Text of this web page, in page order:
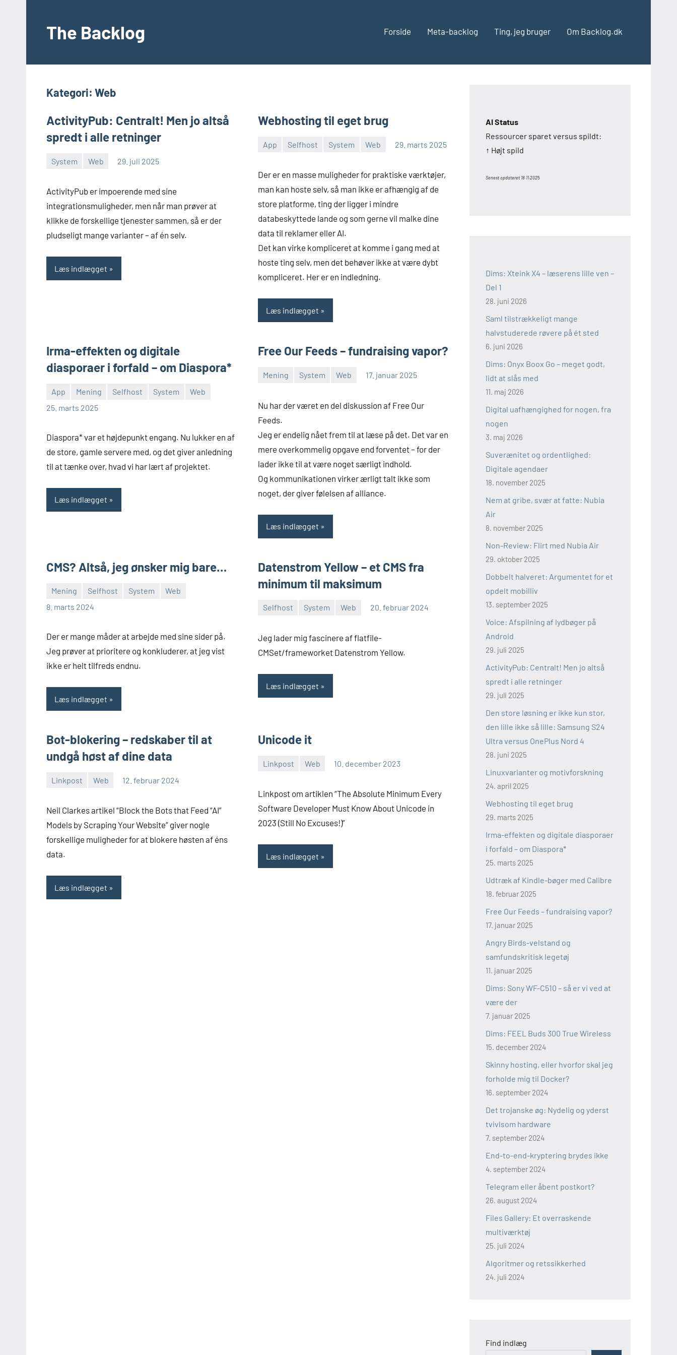
The Backlog Forside Meta-backlog Ting, jeg bruger Om Backlog.dk
Kategori: Web
ActivityPub: Centralt! Men jo altså
spredt i alle retninger
System Web 29. juli 2025
Morten
Johansen
ActivityPub er impoerende med sine
integrationsmuligheder, men når man prøver at
klikke de forskellige tjenester sammen, så er der
pludseligt mange varianter – af én selv.
Læs indlægget
Webhosting til eget brug
App Selfhost System Web 29. marts 2025
Morten
Johansen
Ingen
Der er en masse muligheder for praktiske værktøjer,
man kan hoste selv, så man ikke er afhængig af de
store platforme, ting der ligger i mindre
databeskyttede lande og som gerne vil malke dine
data til reklamer eller AI.
Det kan virke kompliceret at komme i gang med at
hoste ting selv, men det behøver ikke at være dybt
kompliceret. Her er en indledning.
Læs indlægget
Irma-effekten og digitale
diasporaer i forfald – om Diaspora*
App Mening Selfhost System
Web
25. marts 2025
Morten
Johansen
En
Diaspora* var et højdepunkt engang. Nu lukker en af
de store, gamle servere med, og det giver anledning
til at tænke over, hvad vi har lært af projektet.
Læs indlægget
Free Our Feeds – fundraising vapor?
Mening System Web 17. januar 2025
Johansen
Nu har der været en del diskussion af Free Our
Feeds.
Jeg er endelig nået frem til at læse på det. Det var en
mere overkommelig opgave end forventet – for der
lader ikke til at være noget særligt indhold.
Og kommunikationen virker ærligt talt ikke som
noget, der giver følelsen af alliance.
Læs indlægget
CMS? Altså, jeg ønsker mig bare…
Mening Selfhost System
Web
8. marts 2024
Morten
Johansen
Ingen
Der er mange måder at arbejde med sine sider på.
Jeg prøver at prioritere og konkluderer, at jeg vist
ikke er helt tilfreds endnu.
Læs indlægget
Datenstrom Yellow – et CMS fra
minimum til maksimum
Selfhost System Web 20. februar 2024
Johansen
Jeg lader mig fascinere af flatfile-
CMSet/frameworket Datenstrom Yellow.
Læs indlægget
Bot-blokering – redskaber til at
undgå høst af dine data
Linkpost Web 12. februar 2024
Morten
Johansen
Neil Clarkes artikel “Block the Bots that Feed “AI”
Models by Scraping Your Website” giver nogle
forskellige muligheder for at blokere høsten af éns
data.
Læs indlægget
Unicode it
Linkpost Web 10. december 2023
Morten
Johansen
Linkpost om artiklen “The Absolute Minimum Every
Software Developer Must Know About Unicode in
2023 (Still No Excuses!)”
Læs indlægget
AI Status
Ressourcer sparet versus spildt:
↑ Højt spild
Senest opdateret 18.11.2025
Dims: Xteink X4 – læserens lille ven –
Del 1
28. juni 2026
Saml tilstrækkeligt mange
halvstuderede røvere på ét sted
6. juni 2026
Dims: Onyx Boox Go – meget godt,
lidt at slås med
11. maj 2026
Digital uafhængighed for nogen, fra
nogen
3. maj 2026
Suverænitet og ordentlighed:
Digitale agendaer
18. november 2025
Nem at gribe, svær at fatte: Nubia
Air
8. november 2025
Non-Review: Flirt med Nubia Air
29. oktober 2025
Dobbelt halveret: Argumentet for et
opdelt mobilliv
13. september 2025
Voice: Afspilning af lydbøger på
Android
29. juli 2025
ActivityPub: Centralt! Men jo altså
spredt i alle retninger
29. juli 2025
Den store løsning er ikke kun stor,
den lille ikke så lille: Samsung S24
Ultra versus OnePlus Nord 4
28. juni 2025
Linuxvarianter og motivforskning
24. april 2025
Webhosting til eget brug
29. marts 2025
Irma-effekten og digitale diasporaer
i forfald – om Diaspora*
25. marts 2025
Udtræk af Kindle-bøger med Calibre
18. februar 2025
Free Our Feeds – fundraising vapor?
17. januar 2025
Angry Birds-velstand og
samfundskritisk legetøj
11. januar 2025
Dims: Sony WF-C510 – så er vi ved at
være der
7. januar 2025
Dims: FEEL Buds 300 True Wireless
15. december 2024
Skinny hosting, eller hvorfor skal jeg
forholde mig til Docker?
16. september 2024
Det trojanske øg: Nydelig og yderst
tvivlsom hardware
7. september 2024
End-to-end-kryptering brydes ikke
4. september 2024
Telegram eller åbent postkort?
26. august 2024
Files Gallery: Et overraskende
multiværktøj
25. juli 2024
Algoritmer og retssikkerhed
24. juli 2024
Find indlæg